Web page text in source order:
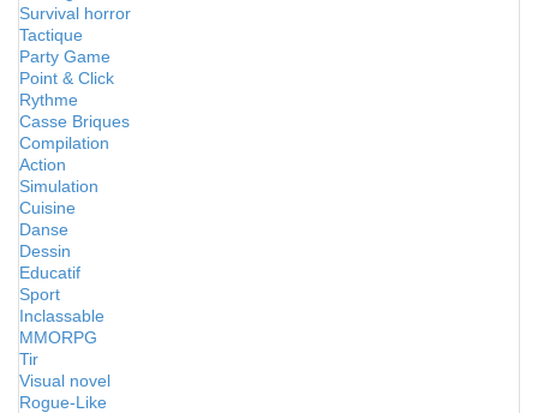
Survival horror
Tactique
Party Game
Point & Click
Rythme
Casse Briques
Compilation
Action
Simulation
Cuisine
Danse
Dessin
Educatif
Sport
Inclassable
MMORPG
Tir
Visual novel
Rogue-Like